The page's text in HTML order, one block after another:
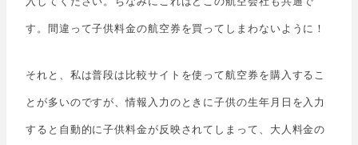
す。間違って子供料金の航空券を買ってしまわないように！
それと、私は普段は比較サイトを使って航空券を購入するこ
とが多いのですが、情報入力のときに子供の生年月日を入力
すると自動的に子供料金が反映されてしまって、大人料金の